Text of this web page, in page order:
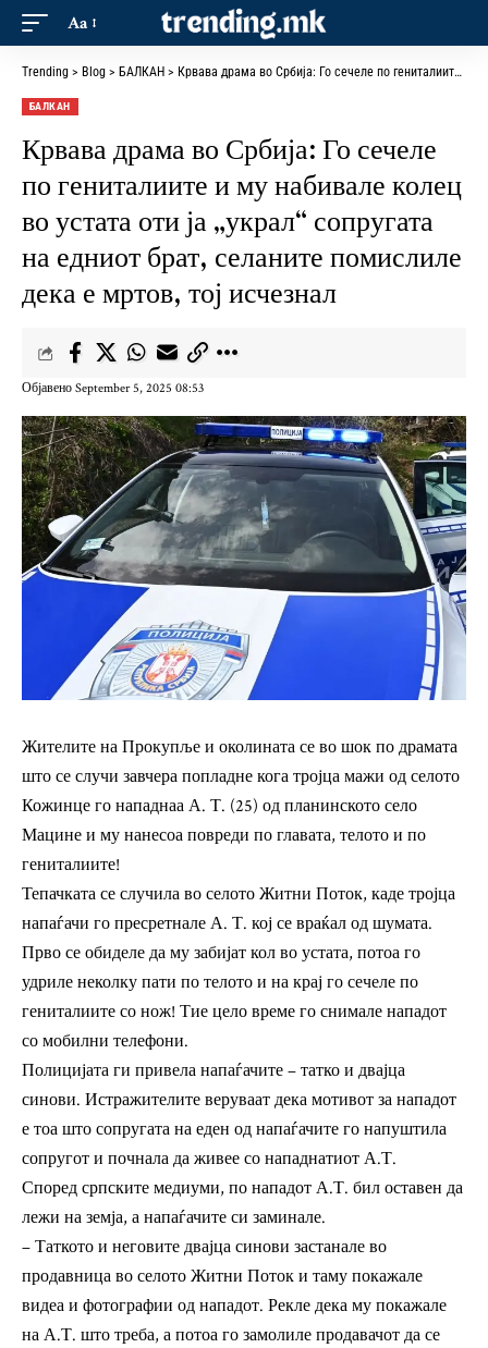
Aa
Trending > Blog > БАЛКАН > Крвава драма во Србија: Го сечеле по гениталиите и му набивале колец во устата оти ја „украл“ сопругата на едниот брат, селаните помислиле дека е мртов, тој исчезнал
БАЛКАН
Крвава драма во Србија: Го сечеле
по гениталиите и му набивале колец
во устата оти ја „украл“ сопругата
на едниот брат, селаните помислиле
дека е мртов, тој исчезнал
Објавено September 5, 2025 08:53
Жителите на Прокупље и околината се во шок по драмата
што се случи завчера попладне кога тројца мажи од селото
Кожинце го нападнаа А. Т. (25) од планинското село
Мацине и му нанесоа повреди по главата, телото и по
гениталиите!
Тепачката се случила во селото Житни Поток, каде тројца
напаѓачи го пресретнале А. Т. кој се враќал од шумата.
Прво се обиделе да му забијат кол во устата, потоа го
удриле неколку пати по телото и на крај го сечеле по
гениталиите со нож! Тие цело време го снимале нападот
со мобилни телефони.
Полицијата ги привела напаѓачите – татко и двајца
синови. Истражителите веруваат дека мотивот за нападот
е тоа што сопругата на еден од напаѓачите го напуштила
сопругот и почнала да живее со нападнатиот А.Т.
Според српските медиуми, по нападот А.Т. бил оставен да
лежи на земја, а напаѓачите си заминале.
– Таткото и неговите двајца синови застанале во
продавница во селото Житни Поток и таму покажале
видеа и фотографии од нападот. Рекле дека му покажале
на А.Т. што треба, а потоа го замолиле продавачот да се